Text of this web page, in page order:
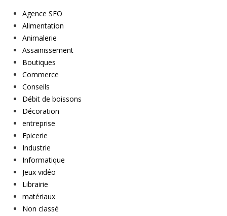
Agence SEO
Alimentation
Animalerie
Assainissement
Boutiques
Commerce
Conseils
Débit de boissons
Décoration
entreprise
Epicerie
Industrie
Informatique
Jeux vidéo
Librairie
matériaux
Non classé